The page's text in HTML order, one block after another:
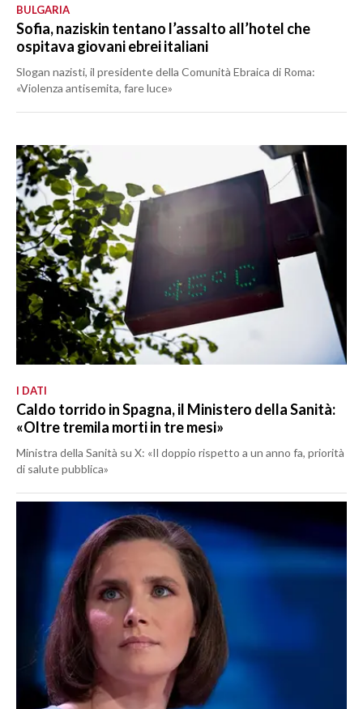
BULGARIA
Sofia, naziskin tentano l’assalto all’hotel che
ospitava giovani ebrei italiani
Slogan nazisti, il presidente della Comunità Ebraica di Roma:
«Violenza antisemita, fare luce»
I DATI
Caldo torrido in Spagna, il Ministero della Sanità:
«Oltre tremila morti in tre mesi»
Ministra della Sanità su X: «Il doppio rispetto a un anno fa, priorità
di salute pubblica»